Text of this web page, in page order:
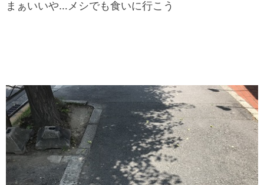
まぁいいや…メシでも食いに行こう